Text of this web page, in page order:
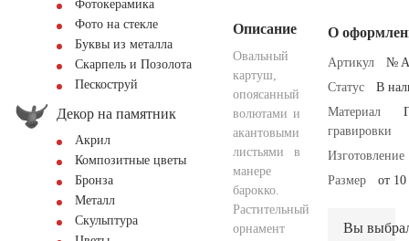
Фотокерамика
Фото на стекле
Буквы из металла
Скарпель и Позолота
Пескоструй
Декор на памятник
Акрил
Композитные цветы
Бронза
Металл
Скульптура
Описание
Овальный
картуш,
опоясанный
волютами и
акантовыми
листьями в
манере
барокко.
Растительный
орнамент
О
Артикул
№
Статус
В
Материал
гравировки
Изготовление
Размер
от
Вы